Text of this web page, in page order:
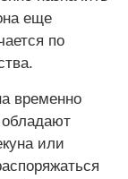
еще
по
временно
обладают
или